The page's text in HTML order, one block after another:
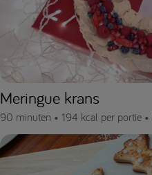
Meringue krans
90 minuten • 194 kcal per portie •